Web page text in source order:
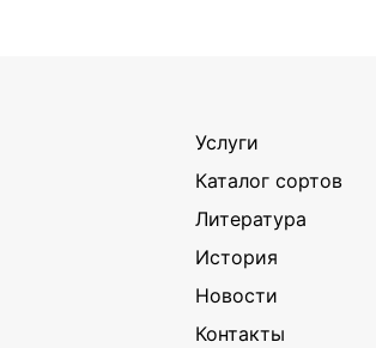
Услуги
Каталог сортов
Литература
История
Новости
Контакты